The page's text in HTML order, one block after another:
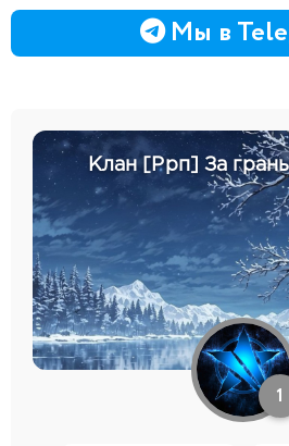
Мы в
Клан [Ррп] За
1